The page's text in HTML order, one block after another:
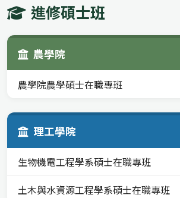
進修碩士班
農學院
農學院農學碩士在職專班
理工學院
生物機電工程學系碩士在職專班
土木與水資源工程學系碩士在職專班